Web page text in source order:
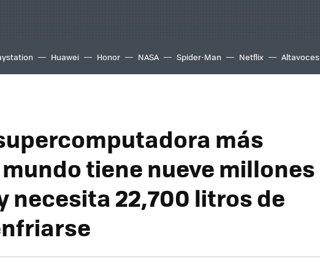
Huawei Honor NASA Spider-Man Netflix Altavoces
más
tiene nueve millones
necesita 22,700 litros de